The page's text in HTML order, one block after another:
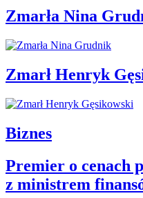
Zmarła Nina
Zmarł Henryk
Biznes
Premier o cenach
z ministrem